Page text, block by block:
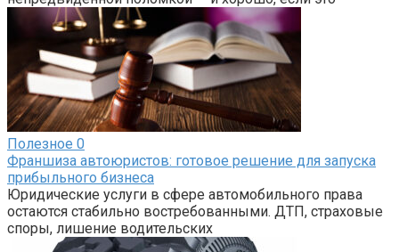
Полезное 0
Франшиза автоюристов: готовое решение для запуска
прибыльного бизнеса
Юридические услуги в сфере автомобильного права
остаются стабильно востребованными. ДТП, страховые
споры, лишение водительских